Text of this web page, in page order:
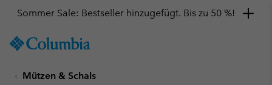
TO
SKIP
Sommer Sale: Bestseller hinzugefügt. Bis zu 50 %!
Mützen & Schals